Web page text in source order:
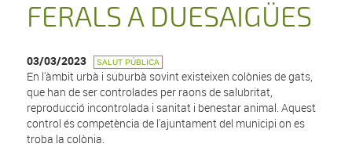
FERALS A DUESAIGÜES
03/03/2023 SALUT PÚBLICA
En l'àmbit urbà i suburbà sovint existeixen colònies de gats,
que han de ser controlades per raons de salubritat,
reproducció incontrolada i sanitat i benestar animal. Aquest
control és competència de l'ajuntament del municipi on es
troba la colònia.